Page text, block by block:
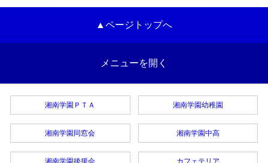
▲ページトップへ
メニューを開く
湘南学園ＰＴＡ
湘南学園同窓会
湘南学園後援会
湘南学園幼稚園
湘南学園中高
カフェテリア